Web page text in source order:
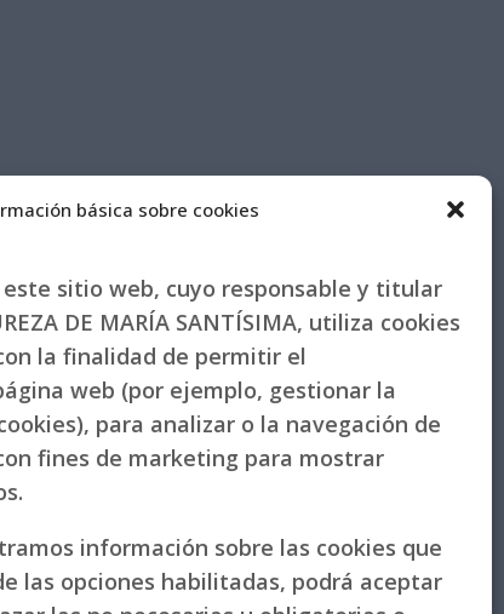
básica sobre cookies
sitio web, cuyo responsable y titular
DE MARÍA SANTÍSIMA, utiliza cookies
la finalidad de permitir el
web (por ejemplo, gestionar la
para analizar o la navegación de
fines de marketing para mostrar
información sobre las cookies que
las opciones habilitadas, podrá aceptar